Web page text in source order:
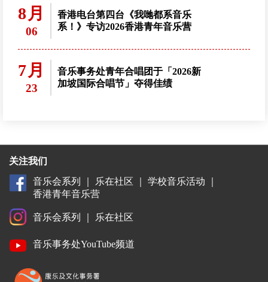
8月
06
香港电台第四台《我哋都系音乐
系！》专访2026香港青年音乐营
7月
23
音乐事务处青年合唱团于「2026新
加坡国际合唱节」夺得佳绩
关注我们
音乐会系列
乐在社区 学校音乐活动
香港青年音乐营
音乐会系列 乐在社区
音乐事务处YouTube频道